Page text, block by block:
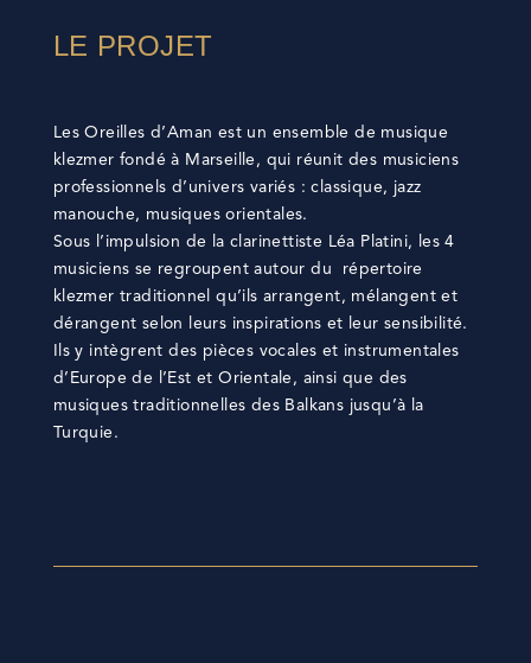
LE PROJET
Les Oreilles d’Aman est un ensemble de musique
klezmer fondé à Marseille, qui réunit des musiciens
professionnels d’univers variés : classique, jazz
manouche, musiques orientales.
Sous l’impulsion de la clarinettiste Léa Platini, les 4
musiciens se regroupent autour du répertoire
klezmer traditionnel qu’ils arrangent, mélangent et
dérangent selon leurs inspirations et leur sensibilité.
Ils y intègrent des pièces vocales et instrumentales
d’Europe de l’Est et Orientale, ainsi que des
musiques traditionnelles des Balkans jusqu’à la
Turquie.